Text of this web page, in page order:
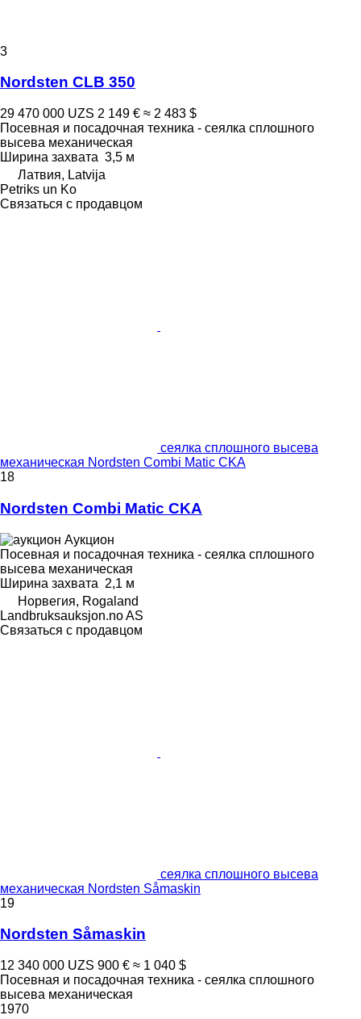
3
Nordsten CLB 350
29 470 000 UZS 2 149 € ≈ 2 483 $
Посевная и посадочная техника - сеялка сплошного
высева механическая
Ширина захвата 3,5 м
Латвия, Latvija
Petriks un Ko
Связаться с продавцом
сеялка сплошного высева
механическая Nordsten Combi Matic CKA
18
Nordsten Combi Matic CKA
Аукцион
Посевная и посадочная техника - сеялка сплошного
высева механическая
Ширина захвата 2,1 м
Норвегия, Rogaland
Landbruksauksjon.no AS
Связаться с продавцом
сеялка сплошного высева
механическая Nordsten Såmaskin
19
Nordsten Såmaskin
12 340 000 UZS 900 € ≈ 1 040 $
Посевная и посадочная техника - сеялка сплошного
высева механическая
1970